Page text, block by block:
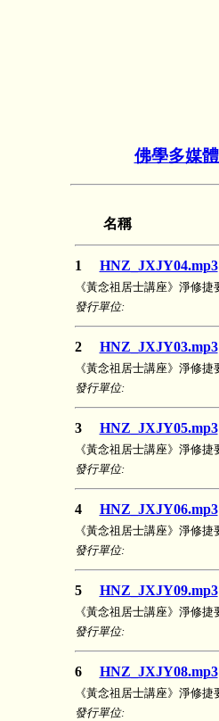
佛學多媒
名稱
1 HNZ_JXJY04.mp3
《黃念祖居士講座》淨修捷
發行單位:
2 HNZ_JXJY03.mp3
《黃念祖居士講座》淨修捷
發行單位:
3 HNZ_JXJY05.mp3
《黃念祖居士講座》淨修捷
發行單位:
4 HNZ_JXJY06.mp3
《黃念祖居士講座》淨修捷
發行單位:
5 HNZ_JXJY09.mp3
《黃念祖居士講座》淨修捷
發行單位:
6 HNZ_JXJY08.mp3
《黃念祖居士講座》淨修捷
發行單位: